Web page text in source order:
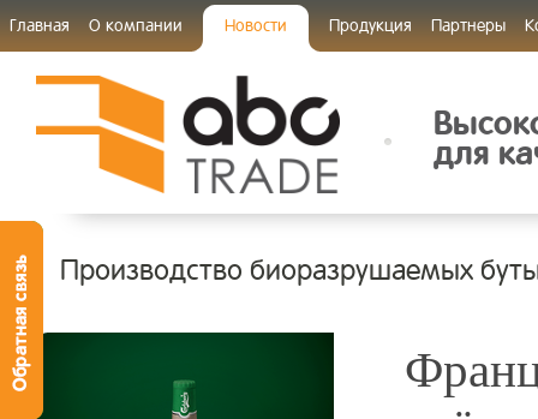
Главная О компании Новости Продукция Партнеры
для
Производство биоразрушаемых